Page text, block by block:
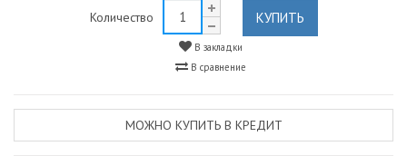
Количество КУПИТЬ
В закладки
В сравнение
МОЖНО КУПИТЬ В КРЕДИТ